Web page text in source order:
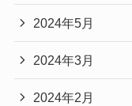
2024年5月
2024年3月
2024年2月